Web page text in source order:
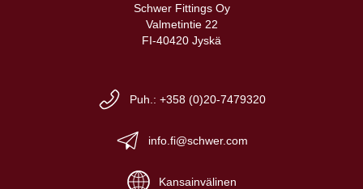
Schwer Fittings Oy
Valmetintie 22
FI-40420 Jyskä
Puh.: +358 (0)20-7479320
info.fi@schwer.com
Kansainvälinen